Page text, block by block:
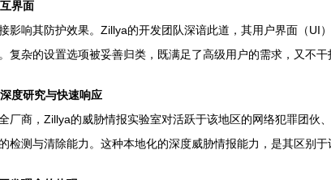
界面
影响其防护效果。Zillya的开发团队深谙此道，其用户界面（
复杂的设置选项被妥善归类，既满足了高级用户的需求，又不干
度研究与快速响应
厂商，Zillya的威胁情报实验室对活跃于该地区的网络犯罪团
检测与清除能力。这种本地化的深度威胁情报能力，是其区别于